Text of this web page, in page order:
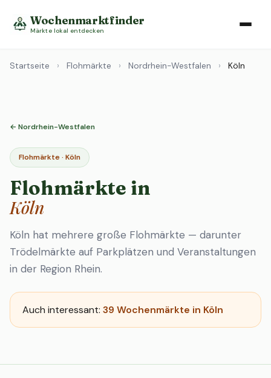
Wochenmarktfinder
Märkte lokal entdecken
Startseite › Flohmärkte › Nordrhein-Westfalen › Köln
← Nordrhein-Westfalen
Flohmärkte · Köln
Flohmärkte in
Köln
Köln hat mehrere große Flohmärkte — darunter
Trödelmärkte auf Parkplätzen und Veranstaltungen
in der Region Rhein.
Auch interessant: 39 Wochenmärkte in Köln